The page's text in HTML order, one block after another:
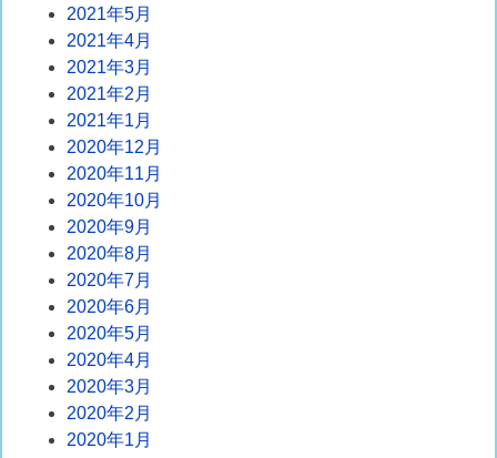
2021年5月
2021年4月
2021年3月
2021年2月
2021年1月
2020年12月
2020年11月
2020年10月
2020年9月
2020年8月
2020年7月
2020年6月
2020年5月
2020年4月
2020年3月
2020年2月
2020年1月